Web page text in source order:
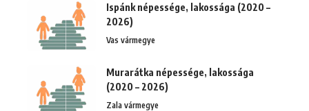
Ispánk népessége, lakossága (2020 –
2026)
Vas vármegye
Murarátka népessége, lakossága
(2020 – 2026)
Zala vármegye